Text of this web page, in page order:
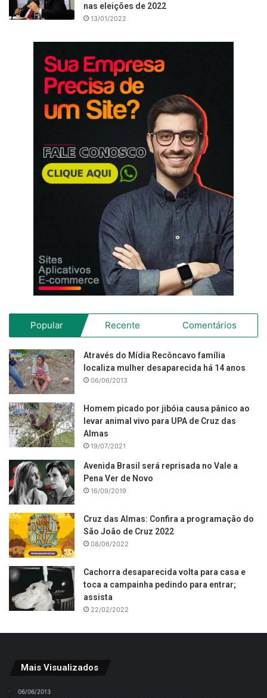
nas eleições de 2022
13/01/2022
Popular Recente Comentários
Através do Mídia Recôncavo família
localiza mulher desaparecida há 14 anos
06/06/2013
Homem picado por jibóia causa pânico ao
levar animal vivo para UPA de Cruz das
Almas
19/07/2021
Avenida Brasil será reprisada no Vale a
Pena Ver de Novo
16/09/2019
Cruz das Almas: Confira a programação do
São João de Cruz 2022
08/06/2022
Cachorra desaparecida volta para casa e
toca a campainha pedindo para entrar;
assista
22/02/2022
Mais Visualizados
06/06/2013